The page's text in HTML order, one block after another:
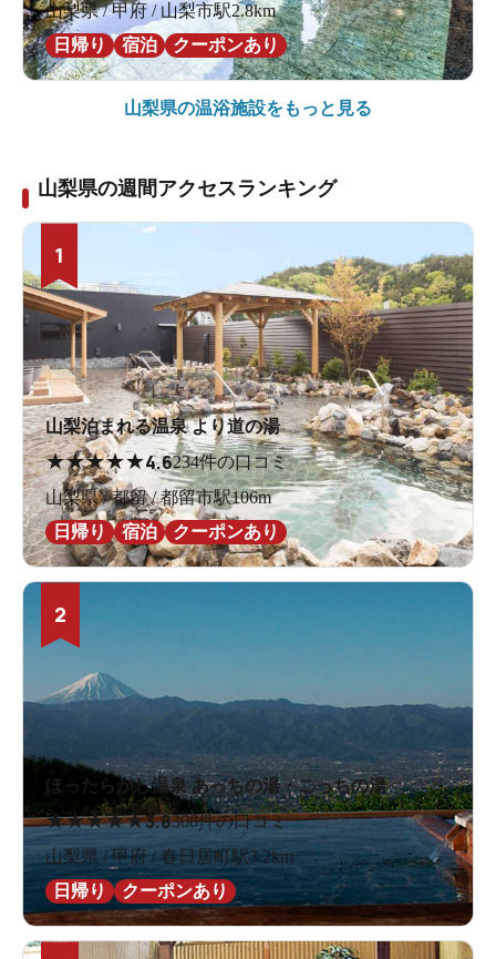
山梨県 / 甲府 / 山梨市駅2.8km
日帰り
宿泊 クーポンあり
山梨県の温浴施設をもっと見る
山梨県の週間アクセスランキング
1
山梨泊まれる温泉 より道の湯
★★★★★4.6234件の口コミ
山梨県 / 都留 / 都留市駅106m
日帰り
宿泊 クーポンあり
2
ほったらかし温泉 あっちの湯・こっちの湯
★★★★★3.8308件の口コミ
山梨県 / 甲府 / 春日居町駅3.2km
日帰り
クーポンあり